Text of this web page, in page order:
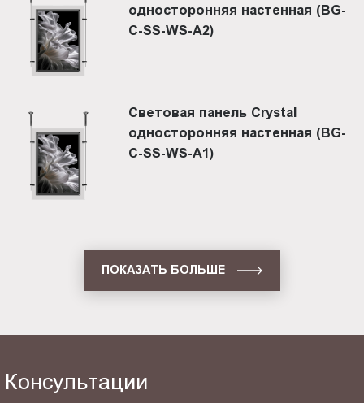
односторонняя настенная (BG-
C-SS-WS-A2)
Световая панель Crystal
односторонняя настенная (BG-
C-SS-WS-A1)
ПОКАЗАТЬ БОЛЬШЕ
Консультации